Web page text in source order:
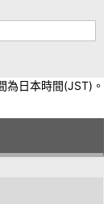
為日本時間(JST)。